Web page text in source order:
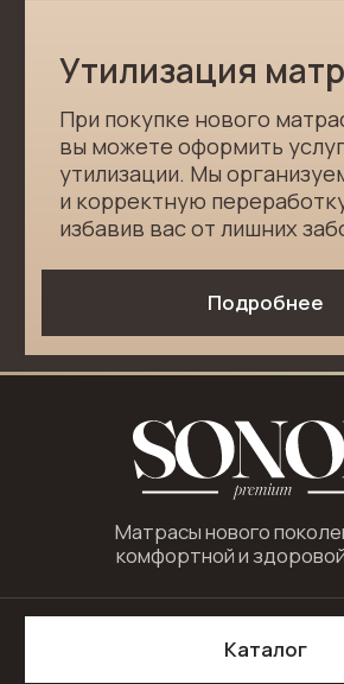
Контакты
Блог
Утилизация
Информация
Премиум кровати
Акции Sonox
Правила пользования сайтом
Согласие на обработку персональных
данных
Договор оферты
Политика конфиденциальности
Платежные системы
Подписаться
+7 (931) 106-36-84
Отдел продаж: